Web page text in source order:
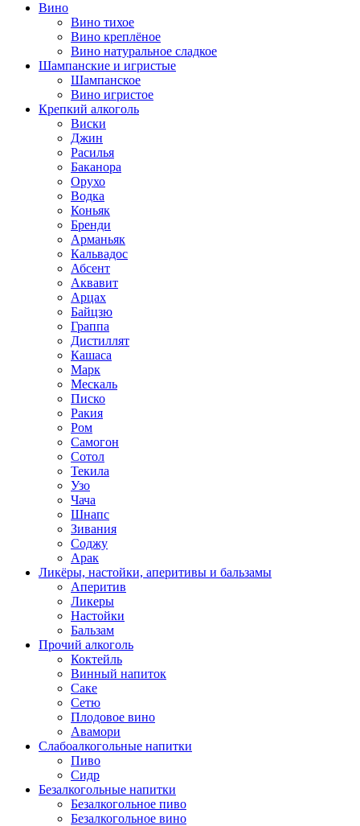
Вино
Вино тихое
Вино креплёное
Вино натуральное сладкое
Шампанские и игристые
Шампанское
Вино игристое
Крепкий алкоголь
Виски
Джин
Расилья
Баканора
Орухо
Водка
Коньяк
Бренди
Арманьяк
Кальвадос
Абсент
Аквавит
Арцах
Байцзю
Граппа
Дистиллят
Кашаса
Марк
Мескаль
Писко
Ракия
Ром
Самогон
Сотол
Текила
Узо
Чача
Шнапс
Зивания
Соджу
Арак
Ликёры, настойки, аперитивы и бальзамы
Аперитив
Ликеры
Настойки
Бальзам
Прочий алкоголь
Коктейль
Винный напиток
Саке
Сетю
Плодовое вино
Авамори
Слабоалкогольные напитки
Пиво
Сидр
Безалкогольные напитки
Безалкогольное пиво
Безалкогольное вино